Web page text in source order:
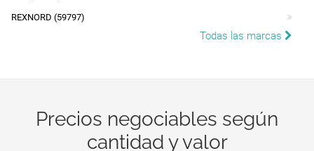
REXNORD (59797)
Todas las marcas
Precios negociables según
cantidad y valor